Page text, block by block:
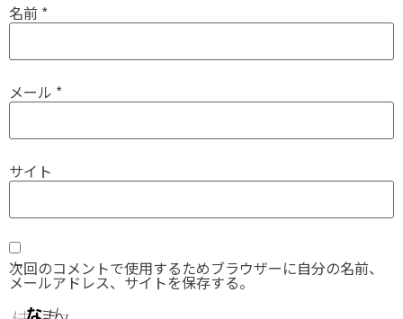
名前 *
メール *
サイト
次回のコメントで使用するためブラウザーに自分の名前、
メールアドレス、サイトを保存する。